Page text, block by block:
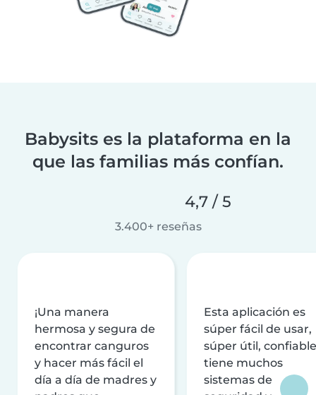
Babysits es la plataforma en la
que las familias más confían.
4,7 / 5
3.400+ reseñas
¡Una manera
hermosa y segura de
encontrar canguros
y hacer más fácil el
día a día de madres y
Esta aplicación es
súper fácil de usar,
súper útil,
tiene muchos
sistemas de